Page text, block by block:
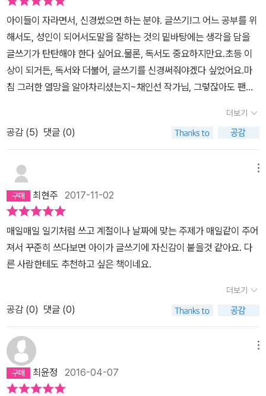
아이들이 자라면서, 신경썼으면 하는 분야. 글쓰기!그 어느 공부를 위
해서도, 성인이 되어서도말을 잘하는 것의 밑바탕에는 생각을 담을
글쓰기가 탄탄해야 한다 싶어요.물론, 독서도 중요하지만요.초등 이
상이 되거든, 독서와 더불어, 글쓰기를 신경써줘야겠다 싶었어요.마
침 그러한 열망을 알아차리셨는지~채인선 작가님, 그렇잖아도 팬인
게.1년 365일을 생각하며, 글쓰기 주제를 정해두셨어요.이 책은 아이
당 한 권씩 안겨줘야 하는,글쓰기 공부책!!일단, 책에는 매일매일 쓰는
페이지가 정해져이 있는데..책의 처음을 펴보면, 안내가 있어요.1월 1
일부터 하지 않아도 된다고요.사실 선생님은 오늘 날짜에 맞춰서 해
보라 하셨는데..죄송해요. 저는 그냥 아이가 하고 싶은 날을 찾아서 해
보라 했어요.책의 구성은 그 날에 맞는 주제를 가지고 있어서,오늘을
찾아서 하시는 것이 여러모로 좋아요!! 그건 분명해요!이왕이면, 1월
에 만나봤으면 더 좋았을 듯 해요.하지만 지금은 4월이니, 1월의 메세
지는 읽고 지나갈께요.글을 쓰는 것은 자기 자신을 표현하는 것이다.
글을 쓰는 것은 자기 자신의 생각에 옷을 입히는 것이다.글을 쓰는 것
은 세상을 알아 나가는 것이다.그리고, 채워가야하는데...이건 내년 1
월 2일에 채워야겠어요.그간 써보면서 아이가 생각이 또 컸을테니,내
월에 맞는 주제도 달에 적혀있네요.아이는 4월 1일, 만우절에 대해서
써봤더랍니다.진짜 같은 거짓말 써보기.'엄마, 오늘은 만우절이여서
만명씩 모여서 밥도 만번 먹어야 하고,만 걸음을 걷고, 뭐든지 하는 일
은 만번 해야 한데요''아빠, 오늘은 만우절인데 금요일이니까,불타는
더보기
공감 (5) 댓글 (0)
최현주 2017-11-02
매일매일 일기처럼 쓰고 계절이나 날짜에 맞는 주제가 매일같이 주어
져서 꾸준히 쓰다보면 아이가 글쓰기에 자신감이 붙을것 같아요. 다
른 사람한테도 추천하고 싶은 책이네요.
더보기
공감 (0) 댓글 (0)
최윤정 2016-04-07